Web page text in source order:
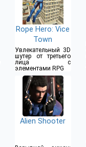
Rope Hero: Vice
Town
Увлекательный 3D
шутер от третьего
лица с
элементами RPG
Alien Shooter